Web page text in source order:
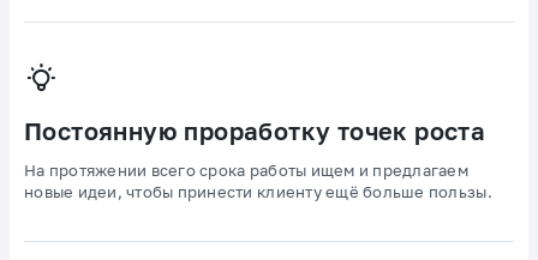
Постоянную проработку точек роста
На протяжении всего срока работы ищем и предлагаем
новые идеи, чтобы принести клиенту ещё больше пользы.